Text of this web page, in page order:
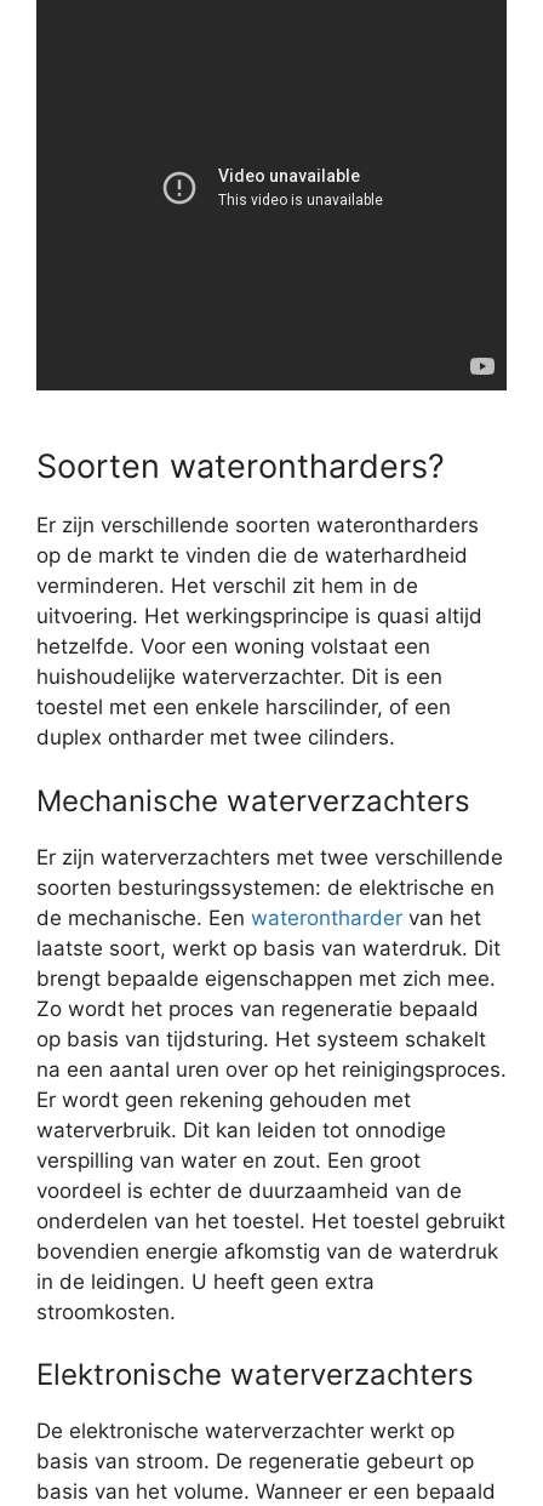
Soorten waterontharders?
Er zijn verschillende soorten waterontharders
op de markt te vinden die de waterhardheid
verminderen. Het verschil zit hem in de
uitvoering. Het werkingsprincipe is quasi altijd
hetzelfde. Voor een woning volstaat een
huishoudelijke waterverzachter. Dit is een
toestel met een enkele harscilinder, of een
duplex ontharder met twee cilinders.
Mechanische waterverzachters
Er zijn waterverzachters met twee verschillende
soorten besturingssystemen: de elektrische en
de mechanische. Een waterontharder van het
laatste soort, werkt op basis van waterdruk. Dit
brengt bepaalde eigenschappen met zich mee.
Zo wordt het proces van regeneratie bepaald
op basis van tijdsturing. Het systeem schakelt
na een aantal uren over op het reinigingsproces.
Er wordt geen rekening gehouden met
waterverbruik. Dit kan leiden tot onnodige
verspilling van water en zout. Een groot
voordeel is echter de duurzaamheid van de
onderdelen van het toestel. Het toestel gebruikt
bovendien energie afkomstig van de waterdruk
in de leidingen. U heeft geen extra
stroomkosten.
Elektronische waterverzachters
De elektronische waterverzachter werkt op
basis van stroom. De regeneratie gebeurt op
basis van het volume. Wanneer er een bepaald